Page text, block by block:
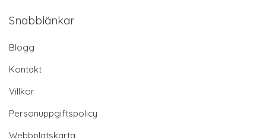
Snabblänkar
Blogg
Kontakt
Villkor
Personuppgiftspolicy
Webbplatskarta